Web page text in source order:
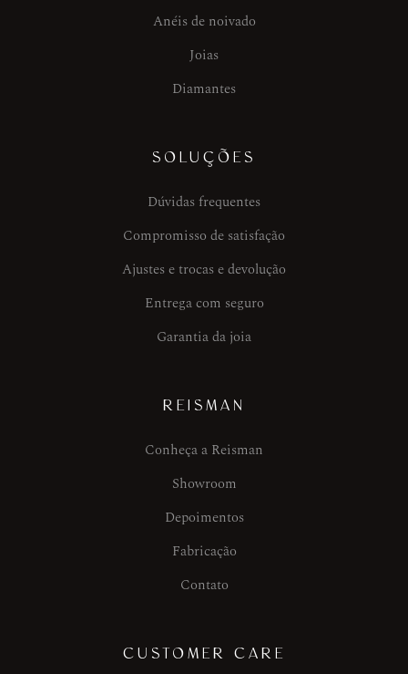
Anéis de noivado
Joias
Diamantes
SOLUÇÕES
Dúvidas frequentes
Compromisso de satisfação
Ajustes e trocas e devolução
Entrega com seguro
Garantia da joia
REISMAN
Conheça a Reisman
Showroom
Depoimentos
Fabricação
Contato
CUSTOMER CARE